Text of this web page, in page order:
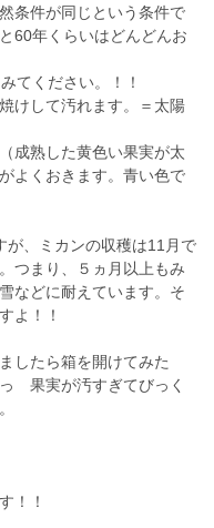
条件が同じという条件で
60年くらいはどんどんお
てください。！！
けして汚れます。＝太陽
成熟した黄色い果実が太
よくおきます。青い色で
が、ミカンの収穫は11月で
つまり、５ヵ月以上もみ
などに耐えています。そ
よ！！
したら箱を開けてみた
果実が汚すぎてびっく
！！